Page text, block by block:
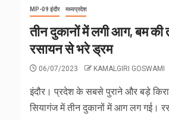
MP-09 इंदौर मध्यप्रदेश
तीन दुकानों में लगी आग, बम
रसायन से भरे ड्रम
06/07/2023 KAMALGIRI GOSWAMI
इंदौर। प्रदेश के सबसे पुराने और बड़े
सियागंज में तीन दुकानों में आग लग गई।